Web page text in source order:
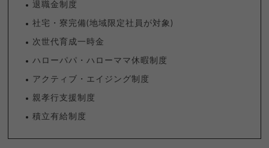
退職金制度
社宅・寮完備(地域限定社員が対象)
次世代育成一時金
ハローパパ・ハローママ休暇制度
アクティブ・エイジング制度
親孝行支援制度
積立有給制度